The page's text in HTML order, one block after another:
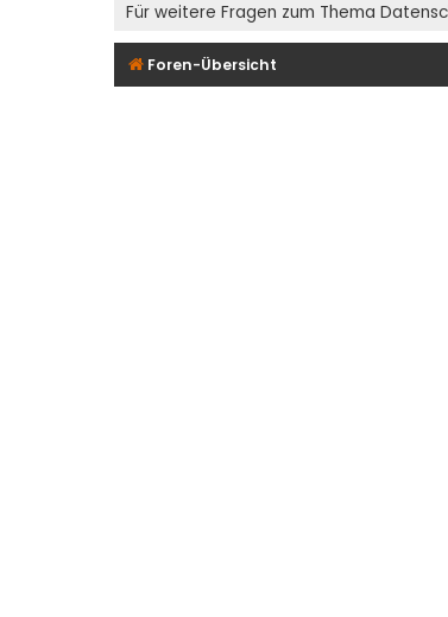
Für weitere Fragen zum Thema
Foren-Übersicht